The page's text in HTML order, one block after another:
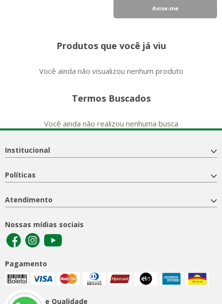
Produtos que você já viu
Você ainda não visualizou nenhum produto
Termos Buscados
Você ainda não realizou nenhuma busca
Institucional
Políticas
Atendimento
Nossas mídias sociais
Pagamento
Segurança e Qualidade